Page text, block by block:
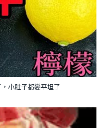
小肚子都變平坦了